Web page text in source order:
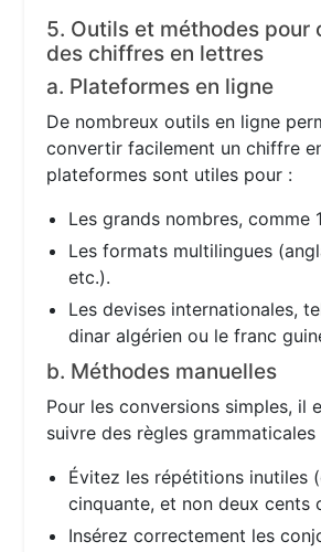
5. Outils et méthodes pour
des chiffres en lettres
a. Plateformes en ligne
De nombreux outils en ligne
convertir facilement un chiffre
plateformes sont utiles pour :
Les grands nombres, comme
Les formats multilingues
etc.).
Les devises internationales,
dinar algérien ou le franc
b. Méthodes manuelles
Pour les conversions simples, il
suivre des règles grammaticales
Évitez les répétitions inutiles
cinquante, et non deux cents
Insérez correctement les